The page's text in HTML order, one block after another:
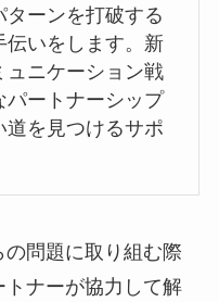
ターンを打破する
伝いをします。新
ュニケーション戦
パートナーシップ
道を見つけるサポ
問題に取り組む際
ナーが協力して解